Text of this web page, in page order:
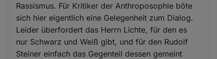
Rassismus. Für Kritiker der Anthroposophie böte
sich hier eigentlich eine Gelegenheit zum Dialog.
Leider überfordert das Herrn Lichte, für den es
nur Schwarz und Weiß gibt, und für den Rudolf
Steiner einfach das Gegenteil dessen gemeint